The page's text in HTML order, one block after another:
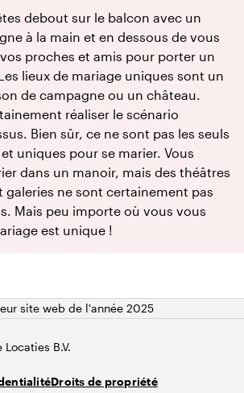
debout sur le balcon avec un
à la main et en dessous de vous
proches et amis pour porter un
lieux de mariage uniques sont un
de campagne ou un château.
réaliser le scénario
Bien sûr, ce ne sont pas les seuls
uniques pour se marier. Vous
dans un manoir, mais des théâtres
galeries ne sont certainement pas
Mais peu importe où vous vous
est unique !
site web de l'année 2025
B.V.
Droits de propriété